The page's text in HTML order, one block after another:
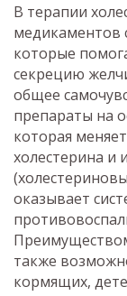
В терапии
медикаментов
которые
секрецию
общее
препараты на
которая
холестерина и
оказывает
также
кормящих,